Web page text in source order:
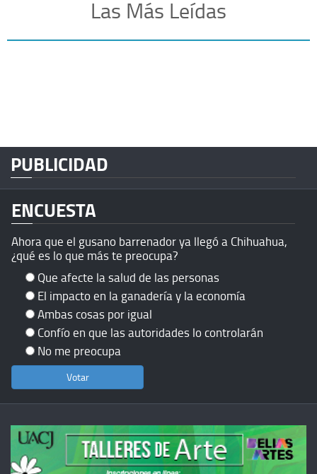
Las Más Leídas
PUBLICIDAD
ENCUESTA
Ahora que el gusano barrenador ya llegó a Chihuahua,
¿qué es lo que más te preocupa?
Que afecte la salud de las personas
El impacto en la ganadería y la economía
Ambas cosas por igual
Confío en que las autoridades lo controlarán
No me preocupa